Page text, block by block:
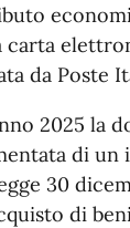
carta
da Poste
2025 la
di un
30
di